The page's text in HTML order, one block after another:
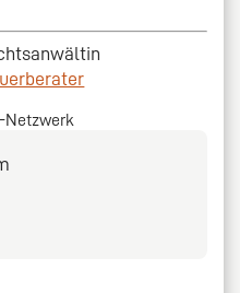
Netzwerk